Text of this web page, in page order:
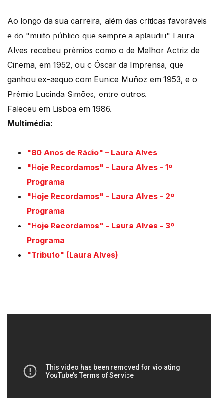
Ao longo da sua carreira, além das críticas favoráveis
e do "muito público que sempre a aplaudiu" Laura
Alves recebeu prémios como o de Melhor Actriz de
Cinema, em 1952, ou o Óscar da Imprensa, que
ganhou ex-aequo com Eunice Muñoz em 1953, e o
Prémio Lucinda Simões, entre outros.
Faleceu em Lisboa em 1986.
Multimédia:
"80 Anos de Rádio" – Laura Alves
"Hoje Recordamos" – Laura Alves – 1º
Programa
"Hoje Recordamos" – Laura Alves – 2º
Programa
"Hoje Recordamos" – Laura Alves – 3º
Programa
"Tributo" (Laura Alves)